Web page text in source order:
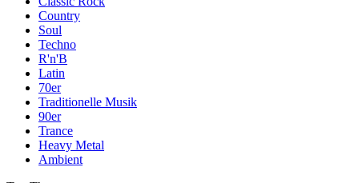
Country
Soul
Techno
R'n'B
Latin
70er
Traditionelle Musik
90er
Trance
Heavy Metal
Ambient